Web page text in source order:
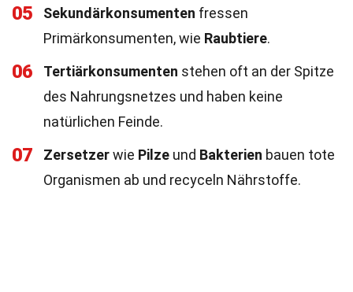
05 Sekundärkonsumenten fressen
Primärkonsumenten, wie Raubtiere.
06 Tertiärkonsumenten stehen oft an der Spitze
des Nahrungsnetzes und haben keine
natürlichen Feinde.
07 Zersetzerwie Pilze und Bakterien bauen tote
Organismen ab und recyceln Nährstoffe.